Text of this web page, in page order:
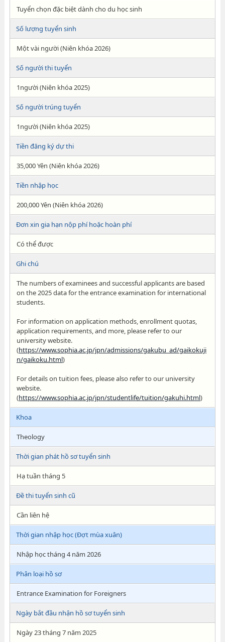
Tuyển chọn đặc biệt dành cho du học sinh
Số lượng tuyển sinh
Một vài người (Niên khóa 2026)
Số người thi tuyển
1người (Niên khóa 2025)
Số người trúng tuyển
1người (Niên khóa 2025)
Tiền đăng ký dự thi
35,000 Yên (Niên khóa 2026)
Tiền nhập học
200,000 Yên (Niên khóa 2026)
Đơn xin gia hạn nộp phí hoặc hoàn phí
Có thể được
Ghi chú
The numbers of examinees and successful applicants are based
on the 2025 data for the entrance examination for international
students.
For information on application methods, enrollment quotas,
application requirements, and more, please refer to our
university website.
(https://www.sophia.ac.jp/jpn/admissions/gakubu_ad/gaikokuji
n/gaikoku.html)
For details on tuition fees, please also refer to our university
website.
(https://www.sophia.ac.jp/jpn/studentlife/tuition/gakuhi.html)
Khoa
Theology
Thời gian phát hồ sơ tuyển sinh
Hạ tuần tháng 5
Đề thi tuyển sinh cũ
Cần liên hệ
Thời gian nhập học (Đợt mùa xuân)
Nhập học tháng 4 năm 2026
Phân loại hồ sơ
Entrance Examination for Foreigners
Ngày bắt đầu nhận hồ sơ tuyển sinh
Ngày 23 tháng 7 năm 2025